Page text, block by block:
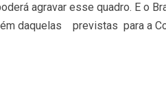
agravar esse quadro. E o
daquelas previstas para a